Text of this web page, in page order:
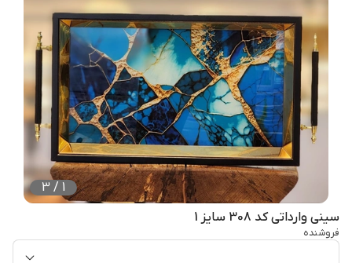
1
/
3
سینی وارداتی کد 308 سایز 1
فروشنده